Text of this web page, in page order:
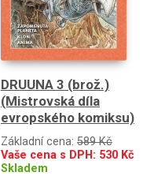
DRUUNA 3 (brož.)
(Mistrovská díla
evropského komiksu)
Základní cena: 589 Kč
Vaše cena s DPH: 530 Kč
Skladem